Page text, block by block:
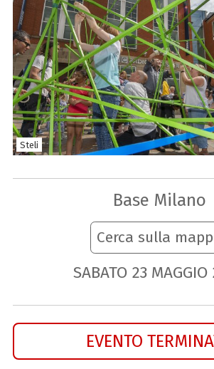
Steli
Base Milano
Cerca sulla
SABATO 23 MAGGIO
EVENTO